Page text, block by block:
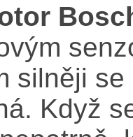
silněji
Když